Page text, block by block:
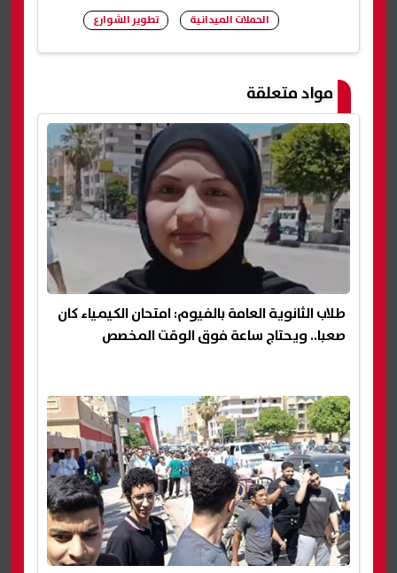
شارك
الحملات الميدانية
تطوير الشوارع
مواد متعلقة
طلاب الثانوية العامة بالفيوم: امتحان الكيمياء كان
صعبا.. ويحتاج ساعة فوق الوقت المخصص